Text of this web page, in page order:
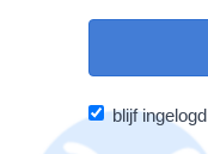
blijf ingelogd